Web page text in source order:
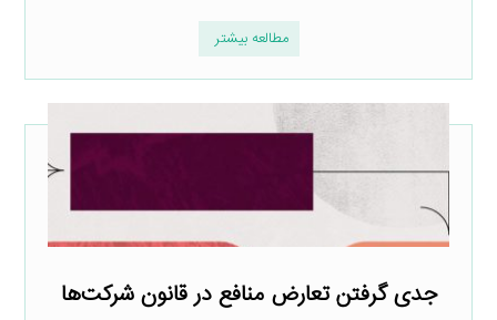
مطالعه بیشتر
جدی گرفتن تعارض منافع در قانون شرکت‌ها